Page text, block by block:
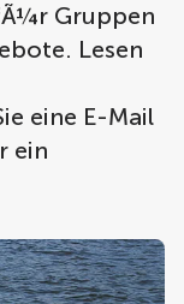
Gruppen
Lesen
eine E-Mail
ein